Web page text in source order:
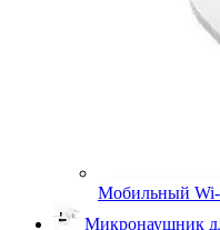
Мобильный Wi-
Микронаушник